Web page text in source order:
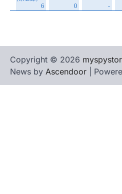
Copyright © 2026
News by Ascendoor |